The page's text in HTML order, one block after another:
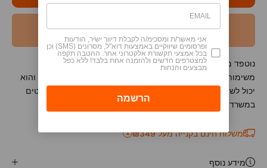
הודיעו לי כאשר המוצר חוזר למלאי
נוטפד מעוצב באיורים צבעוניים ופרחוניים, עם מקום לכתיבת
משימות, רשימות והערות. הנוטפד כולל 75 דפים נתלשים והוא והוא
יכול לשמש לרשימת ה-To Do List שלך, לרשימת קניות, לשרבוטים
במשרד או להשארת הודעות חמודות לשאר בני הבית.
משלוח חינם בקנייה מעל ₪349 i
מידע נוסף
אני מאשר/ת ומסכימ/ה לקבלת דיוור ישיר, הודעות
ופרסומים שיווקיים באמצעות דוא"ל, מסרונים (SMS) וכן
בכל אמצעי תקשורת אלקטרוני אחר. ההטבה תקפה
למצטרפים חדשים ולהזמנה אחת בלבד! ללא כפל
מבצעים והנחות